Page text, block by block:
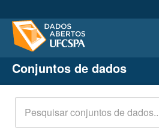
Conjuntos de dados
Organizações
Grupos
Sobre
Conjuntos de dados